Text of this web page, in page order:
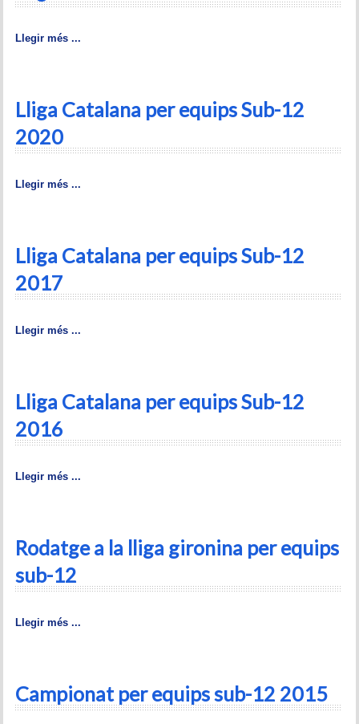
Torneig de Nadal
Torneig Social
Historial del torneig social
Torneig Llampec
Escacs Actius
INFORMACIÓ
Història del club
Teoria i problemes
Obertures
Problemes
Llibres
Altres tornejos
Llegir més ...
Lliga Catalana per equips Sub-12
2020
Llegir més ...
Lliga Catalana per equips Sub-12
2017
Llegir més ...
Lliga Catalana per equips Sub-12
2016
Llegir més ...
Rodatge a la lliga gironina per equips
sub-12
Llegir més ...
Campionat per equips sub-12 2015